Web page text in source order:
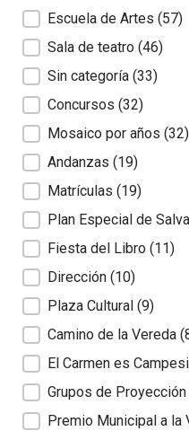
Escuela de Artes (57)
Sala de teatro (46)
Sin categoría (33)
Concursos (32)
Mosaico por años (32)
Andanzas (19)
Matrículas (19)
Plan Especial de
Fiesta del Libro (11)
Dirección (10)
Plaza Cultural (9)
Camino de la Vereda
El Carmen es
Grupos de Proyección
Premio Municipal a la